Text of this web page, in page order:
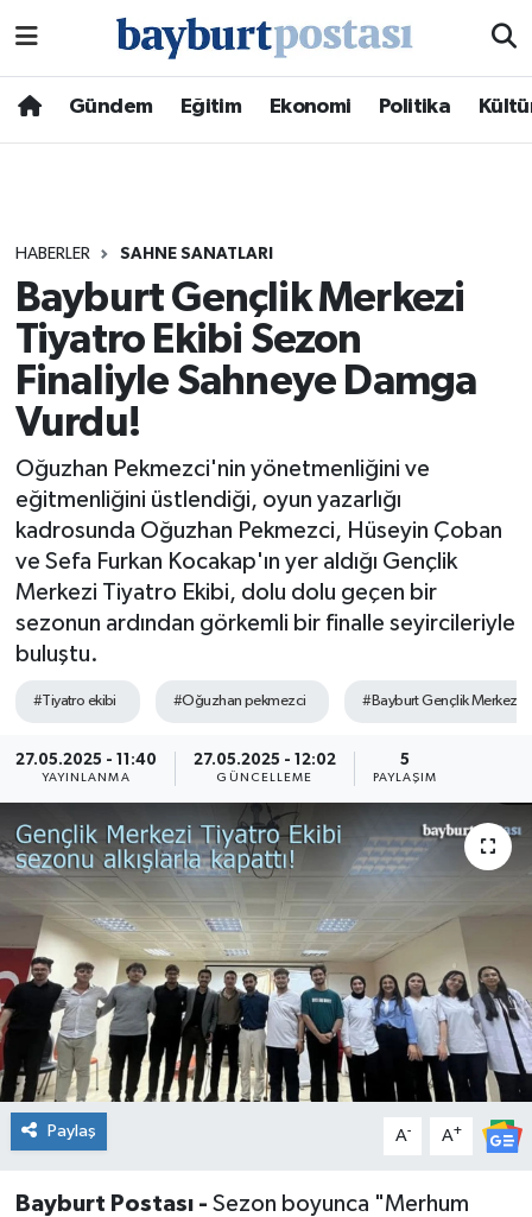
Gündem Eğitim Ekonomi Politika
HABERLER SAHNE SANATLARI
Bayburt Gençlik Merkezi
Tiyatro Ekibi Sezon
Finaliyle Sahneye Damga
Vurdu!
Oğuzhan Pekmezci'nin yönetmenliğini ve
eğitmenliğini üstlendiği, oyun yazarlığı
kadrosunda Oğuzhan Pekmezci, Hüseyin Çoban
ve Sefa Furkan Kocakap'ın yer aldığı Gençlik
Merkezi Tiyatro Ekibi, dolu dolu geçen bir
sezonun ardından görkemli bir finalle seyircileriyle
buluştu.
#Tiyatro ekibi #Oğuzhan pekmezci #Bayburt Gençlik Merkezi
27.05.2025 - 11:40
YAYINLANMA
27.05.2025 - 12:02
GÜNCELLEME
5
PAYLAŞIM
Paylaş A- A+
Bayburt Postası - Sezon boyunca "Merhum
Hava Durumu
Süper Lig Puan Durumu ve Fikstür
Tüm Manşetler
Haber Arşivi